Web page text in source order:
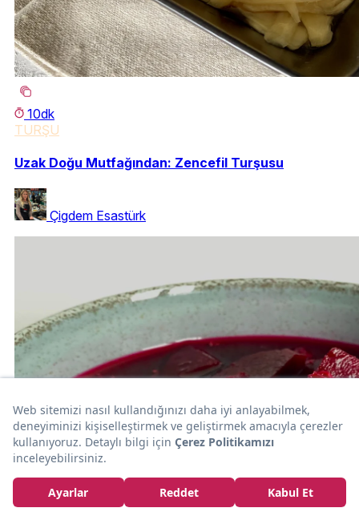
10dk
TURŞU
Uzak Doğu Mutfağından: Zencefil Turşusu
Çigdem Esastürk